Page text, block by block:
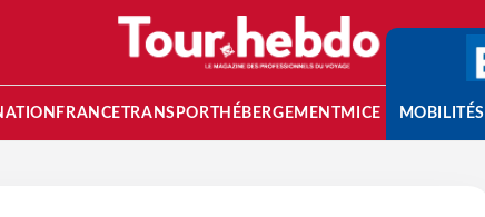
FRANCETRANSPORT HÉBERGEMENTMICE MOBILITÉS